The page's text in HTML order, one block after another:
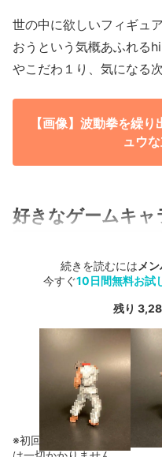
世の中に欲しいフィギュ
おうという気概あふれる
やこだわ１り、気になる
【画像】波動拳を繰
ュウ
好きなゲームキャ
続きを読むには メ
今すぐ10日間無料お試
残り
※初回登録の方に限り、無料